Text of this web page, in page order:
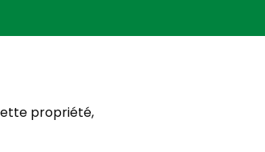
propriété,